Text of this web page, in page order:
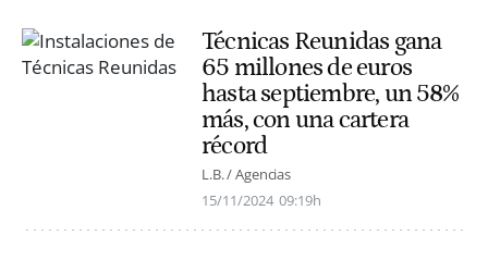
Técnicas Reunidas gana
65 millones de euros
hasta septiembre, un 58%
más, con una cartera
récord
L.B. / Agencias
15/11/2024 09:19h